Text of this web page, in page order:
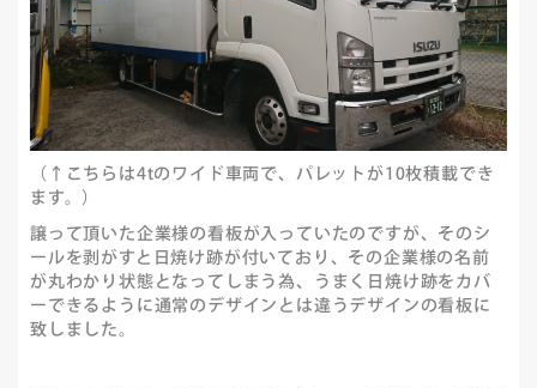
（↑こちらは4tのワイド車両で、パレットが10枚積載でき
ます。）
譲って頂いた企業様の看板が入っていたのですが、そのシ
ールを剥がすと日焼け跡が付いており、その企業様の名前
が丸わかり状態となってしまう為、うまく日焼け跡をカバ
ーできるように通常のデザインとは違うデザインの看板に
致しました。